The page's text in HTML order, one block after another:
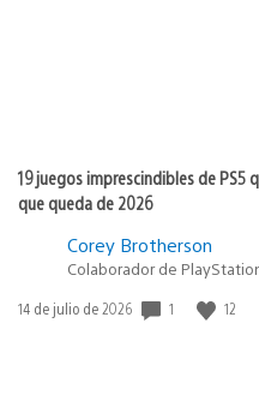
19 juegos imprescindibles de PS5
que queda de 2026
Corey Brotherson
Colaborador de
Fecha
14 de julio de 2026 1 12